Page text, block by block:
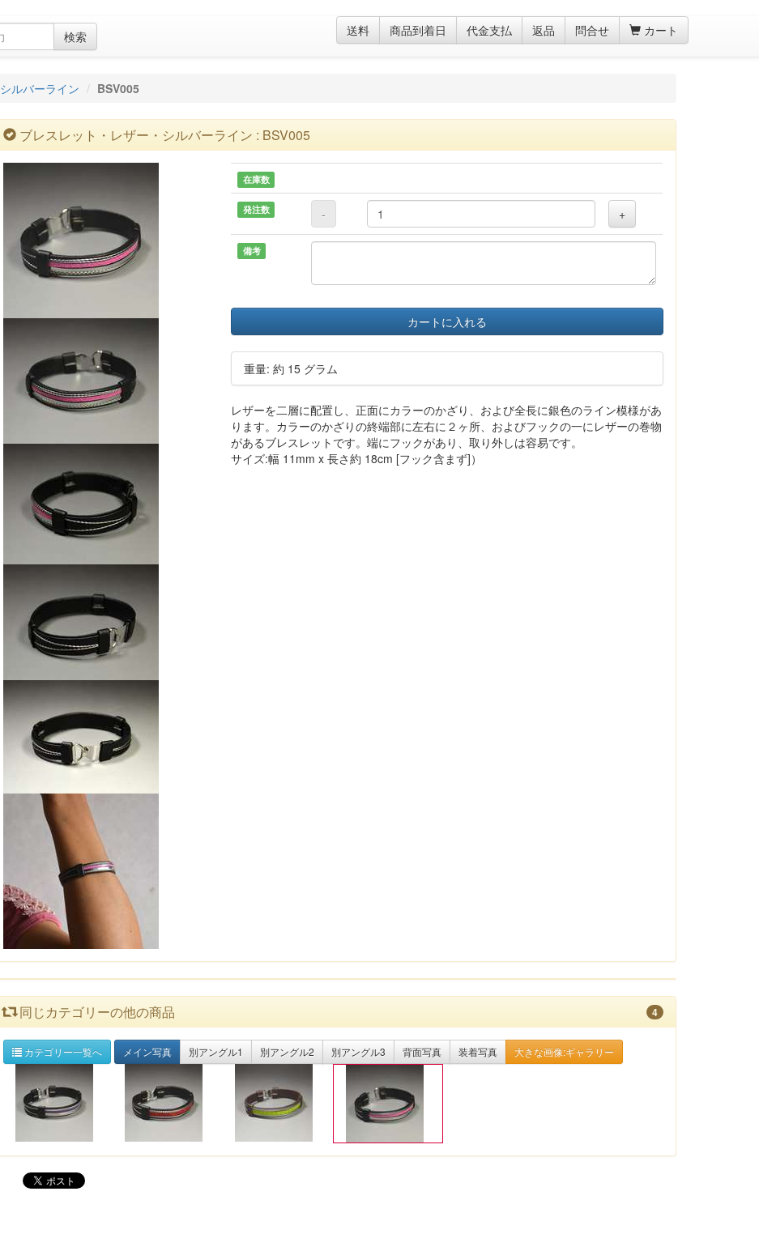
検索 送料 商品到着日 代金支払 返品 問合せ カート
シルバーライン BSV005
ブレスレット・レザー・シルバーライン : BSV005
在庫数
発注数 - +
備考
カートに入れる
重量: 約 15 グラム
レザーを二層に配置し、正面にカラーのかざり、および全長に銀色のライン模様があ
ります。カラーのかざりの終端部に左右に２ヶ所、およびフックの一にレザーの巻物
があるブレスレットです。端にフックがあり、取り外しは容易です。
サイズ:幅 11mm x 長さ約 18cm [フック含まず]）
同じカテゴリーの他の商品 4
カテゴリー一覧へ メイン写真 別アングル1 別アングル2 別アングル3 背面写真 装着写真 大きな画像:ギャラリー